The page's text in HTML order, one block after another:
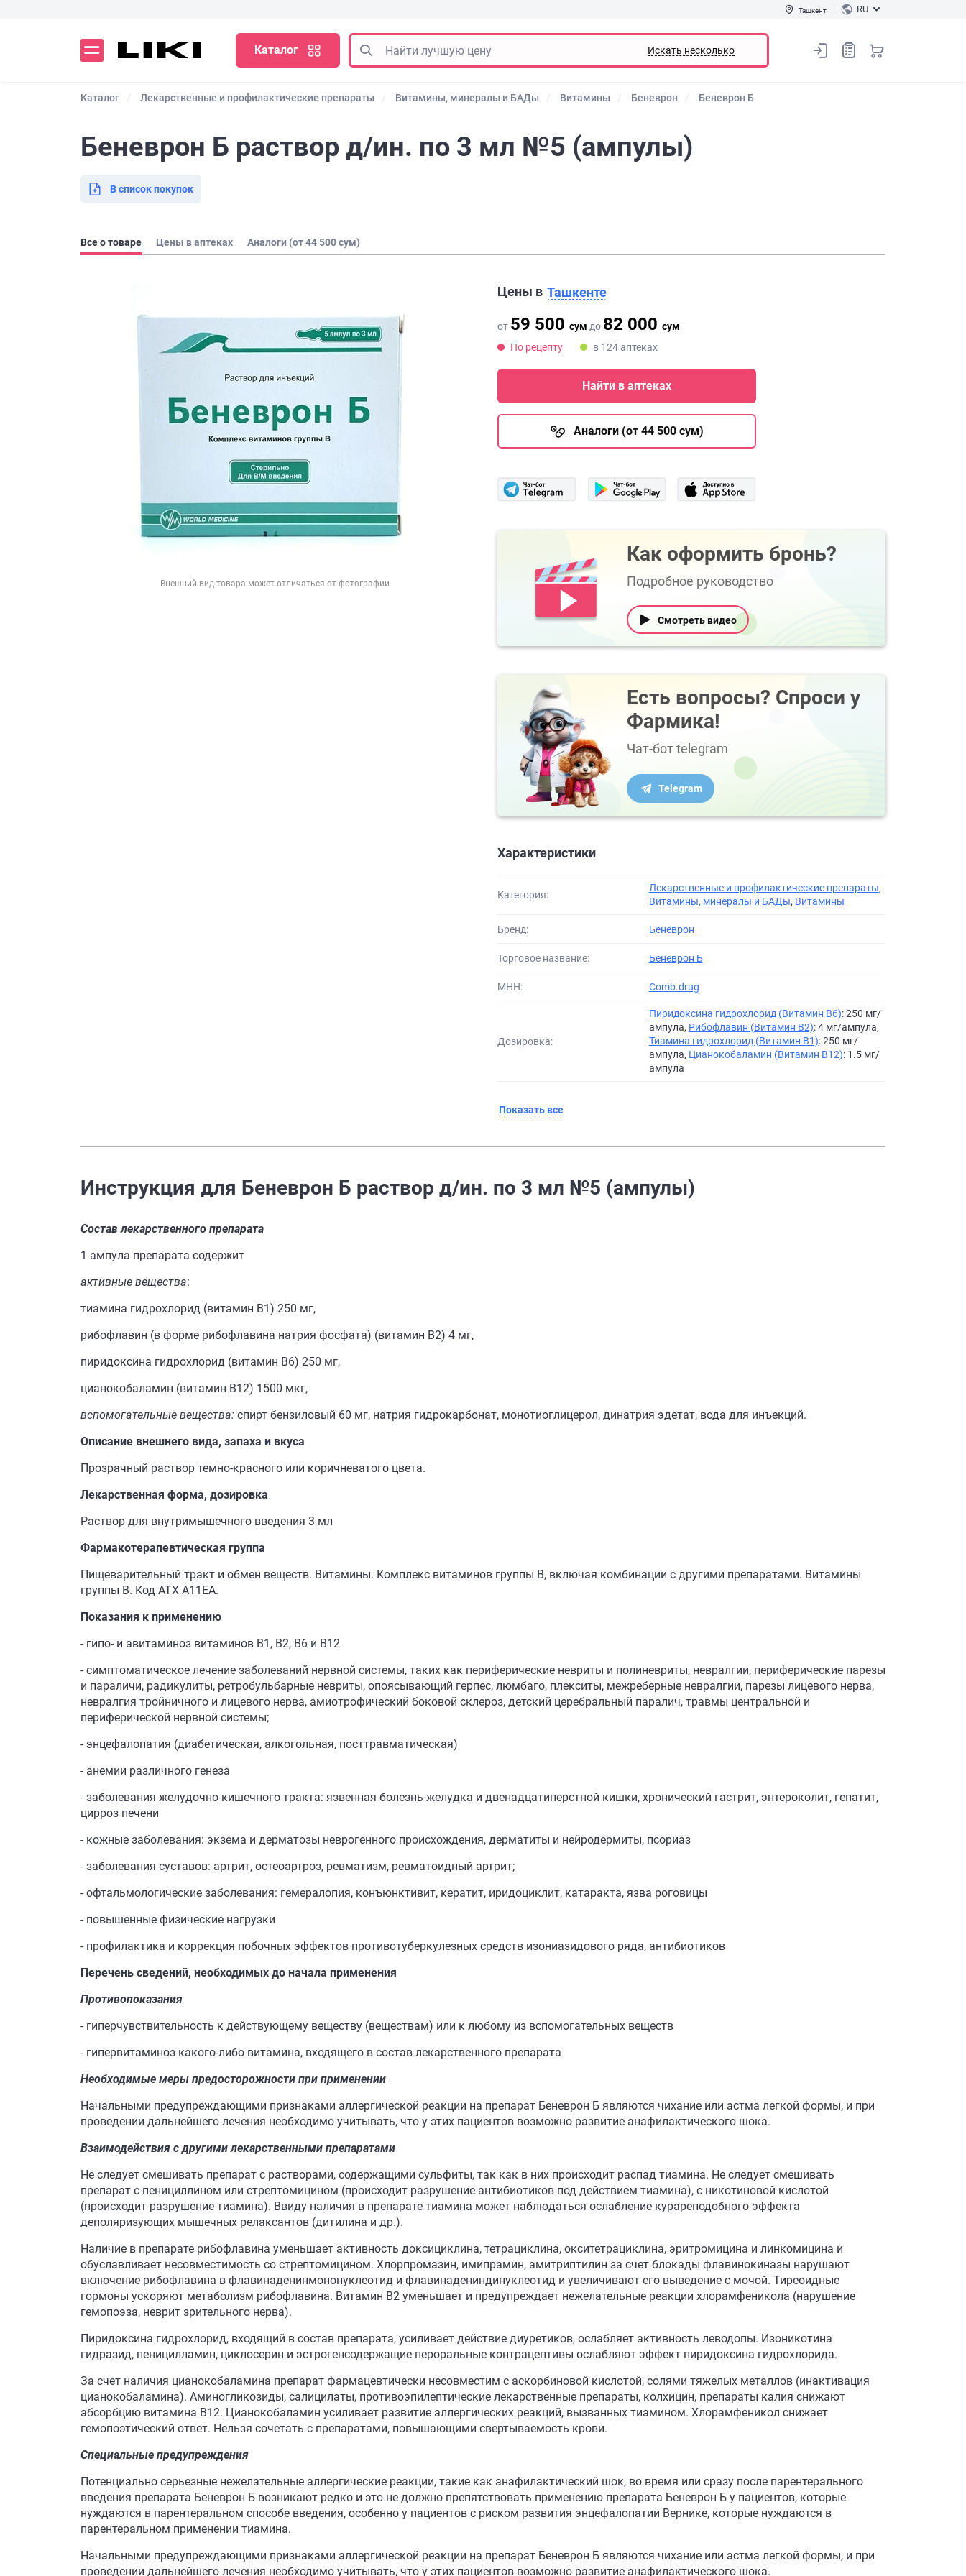
Ташкент RU
Каталог Искать несколько
Каталог Лекарственные и профилактические препараты Витамины, минералы и БАДы Витамины Беневрон Беневрон Б
Беневрон Б раствор д/ин. по 3 мл №5 (ампулы)
В список покупок
Все о товаре Цены в аптеках Аналоги (от 44 500 сум)
Внешний вид товара может отличаться от фотографии
Цены в Ташкенте
от 59 500 сум до 82 000 сум
По рецепту
в 124 аптеках
Найти в аптеках
Аналоги (от 44 500 сум)
Как оформить бронь?
Подробное руководство
Смотреть видео
Есть вопросы? Спроси у
Фармика!
Чат-бот telegram
Telegram
Характеристики
Категория:
Лекарственные и профилактические препараты,
Витамины, минералы и БАДы, Витамины
Бренд: Беневрон
Торговое название: Беневрон Б
МНН: Comb.drug
Дозировка:
Пиридоксина гидрохлорид (Витамин B6): 250 мг/
ампула, Рибофлавин (Витамин B2): 4 мг/ампула,
Тиамина гидрохлорид (Витамин B1): 250 мг/
ампула, Цианокобаламин (Витамин B12): 1.5 мг/
ампула
Показать все
Инструкция для Беневрон Б раствор д/ин. по 3 мл №5 (ампулы)
Состав лекарственного препарата
1 ампула препарата содержит
активные вещества:
тиамина гидрохлорид (витамин В1) 250 мг,
рибофлавин (в форме рибофлавина натрия фосфата) (витамин В2) 4 мг,
пиридоксина гидрохлорид (витамин В6) 250 мг,
цианокобаламин (витамин В12) 1500 мкг,
вспомогательные вещества: спирт бензиловый 60 мг, натрия гидрокарбонат, монотиоглицерол, динатрия эдетат, вода для инъекций.
Описание внешнего вида, запаха и вкуса
Прозрачный раствор темно-красного или коричневатого цвета.
Лекарственная форма, дозировка
Раствор для внутримышечного введения 3 мл
Фармакотерапевтическая группа
Пищеварительный тракт и обмен веществ. Витамины. Комплекс витаминов группы В, включая комбинации с другими препаратами. Витамины
группы В. Код АТХ А11ЕА.
Показания к применению
- гипо- и авитаминоз витаминов B1, B2, B6 и B12
- симптоматическое лечение заболеваний нервной системы, таких как периферические невриты и полиневриты, невралгии, периферические парезы
и параличи, радикулиты, ретробульбарные невриты, опоясывающий герпес, люмбаго, плекситы, межреберные невралгии, парезы лицевого нерва,
невралгия тройничного и лицевого нерва, амиотрофический боковой склероз, детский церебральный паралич, травмы центральной и
периферической нервной системы;
- энцефалопатия (диабетическая, алкогольная, посттравматическая)
- анемии различного генеза
- заболевания желудочно-кишечного тракта: язвенная болезнь желудка и двенадцатиперстной кишки, хронический гастрит, энтероколит, гепатит,
цирроз печени
- кожные заболевания: экзема и дерматозы неврогенного происхождения, дерматиты и нейродермиты, псориаз
- заболевания суставов: артрит, остеоартроз, ревматизм, ревматоидный артрит;
- офтальмологические заболевания: гемералопия, конъюнктивит, кератит, иридоциклит, катаракта, язва роговицы
- повышенные физические нагрузки
- профилактика и коррекция побочных эффектов противотуберкулезных средств изониазидового ряда, антибиотиков
Перечень сведений, необходимых до начала применения
Противопоказания
- гиперчувствительность к действующему веществу (веществам) или к любому из вспомогательных веществ
- гипервитаминоз какого-либо витамина, входящего в состав лекарственного препарата
Необходимые меры предосторожности при применении
Начальными предупреждающими признаками аллергической реакции на препарат Беневрон Б являются чихание или астма легкой формы, и при
проведении дальнейшего лечения необходимо учитывать, что у этих пациентов возможно развитие анафилактического шока.
Взаимодействия с другими лекарственными препаратами
Не следует смешивать препарат с растворами, содержащими сульфиты, так как в них происходит распад тиамина. Не следует смешивать
препарат с пенициллином или стрептомицином (происходит разрушение антибиотиков под действием тиамина), с никотиновой кислотой
(происходит разрушение тиамина). Ввиду наличия в препарате тиамина может наблюдаться ослабление курареподобного эффекта
деполяризующих мышечных релаксантов (дитилина и др.).
Наличие в препарате рибофлавина уменьшает активность доксициклина, тетрациклина, окситетрациклина, эритромицина и линкомицина и
обуславливает несовместимость со стрептомицином. Хлорпромазин, имипрамин, амитриптилин за счет блокады флавинокиназы нарушают
включение рибофлавина в флавинаденинмононуклеотид и флавинадениндинуклеотид и увеличивают его выведение с мочой. Тиреоидные
гормоны ускоряют метаболизм рибофлавина. Витамин В2 уменьшает и предупреждает нежелательные реакции хлорамфеникола (нарушение
гемопоэза, неврит зрительного нерва).
Пиридоксина гидрохлорид, входящий в состав препарата, усиливает действие диуретиков, ослабляет активность леводопы. Изоникотина
гидразид, пеницилламин, циклосерин и эстрогенсодержащие пероральные контрацептивы ослабляют эффект пиридоксина гидрохлорида.
За счет наличия цианокобаламина препарат фармацевтически несовместим с аскорбиновой кислотой, солями тяжелых металлов (инактивация
цианокобаламина). Аминогликозиды, салицилаты, противоэпилептические лекарственные препараты, колхицин, препараты калия снижают
абсорбцию витамина В12. Цианокобаламин усиливает развитие аллергических реакций, вызванных тиамином. Хлорамфеникол снижает
гемопоэтический ответ. Нельзя сочетать с препаратами, повышающими свертываемость крови.
Специальные предупреждения
Потенциально серьезные нежелательные аллергические реакции, такие как анафилактический шок, во время или сразу после парентерального
введения препарата Беневрон Б возникают редко и это не должно препятствовать применению препарата Беневрон Б у пациентов, которые
нуждаются в парентеральном способе введения, особенно у пациентов с риском развития энцефалопатии Вернике, которые нуждаются в
парентеральном применении тиамина.
Начальными предупреждающими признаками аллергической реакции на препарат Беневрон Б являются чихание или астма легкой формы, и при
проведении дальнейшего лечения необходимо учитывать, что у этих пациентов возможно развитие анафилактического шока.